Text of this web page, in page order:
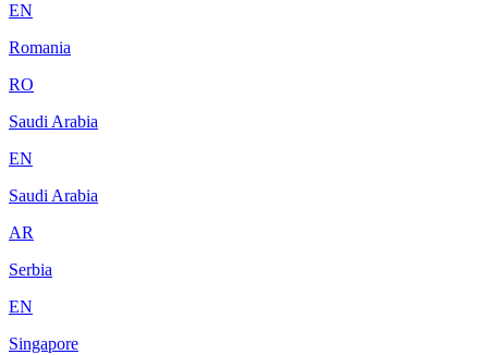
EN
Romania
RO
Saudi Arabia
EN
Saudi Arabia
AR
Serbia
EN
Singapore